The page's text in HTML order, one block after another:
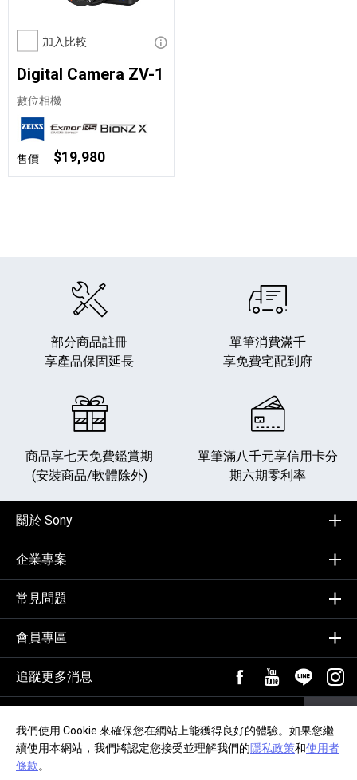
我們使用 Cookie 來確保您在網站上能獲得良好的體驗。如果您繼
續使用本網站，我們將認定您接受並理解我們的隱私政策和使用者
條款。
加入比較 顯示資訊
Digital Camera ZV-1
數位相機
售價 $19,980
部分商品註冊
享產品保固延長
單筆消費滿千
享免費宅配到府
商品享七天免費鑑賞期
(安裝商品/軟體除外)
單筆滿八千元享信用卡分
期六期零利率
關於 Sony
企業專案
常見問題
會員專區
追蹤更多消息
FB粉絲專頁[另開新
YouTube頻道[
加入 追
輸入Email，訂閱電子報
隱私政策